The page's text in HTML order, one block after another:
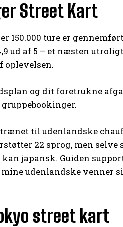
Street Kart
150.000 ture er
ud af 5 – et næsten
oplevelsen.
og dit foretrukne
til udenlandske
22 sprog, men selve
japansk. Guiden
udenlandske venner
street kart